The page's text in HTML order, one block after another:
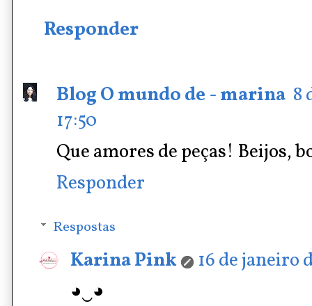
Responder
Blog O mundo de - marina 8
17:50
Que amores de peças! Beijos,
Responder
Respostas
Karina Pink
16 de janeiro
◕‿◕